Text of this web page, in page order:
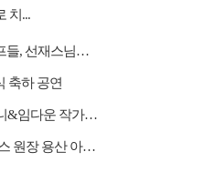
치...
'어서와 한국은' 이탈리아 셰프들, 선재스님→라연 차도...
축하 공연
'유퀴즈' 이은결·임봉근 할머니&임다운 작가·이승철, '...
'구해줘! 홈즈' 이모란 필라테스 원장 용산 아파트 방...